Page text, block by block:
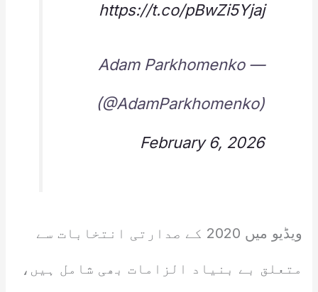
https://t.co/pBwZi5Yjaj
— Adam Parkhomenko
(@AdamParkhomenko)
February 6, 2026
ویڈیو میں 2020 کے صدارتی انتخابات سے
متعلق بے بنیاد الزامات بھی شامل ہیں،